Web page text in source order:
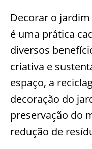
Decorar o
é uma prática
diversos
criativa e
espaço, a
decoração do
preservação do
redução de